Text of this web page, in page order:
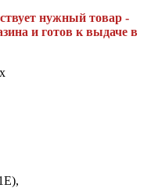
нужный товар -
и готов к выдаче в